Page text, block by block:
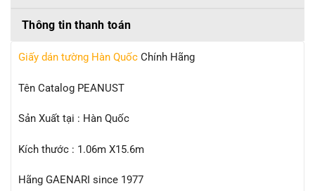
Thông tin thanh toán
Giấy dán tường Hàn Quốc Chính Hãng
Tên Catalog PEANUST
Sản Xuất tại : Hàn Quốc
Kích thước : 1.06m X15.6m
Hãng GAENARI since 1977